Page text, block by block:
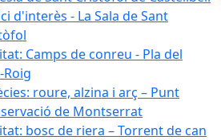
d'interès - La Sala de Sant
Camps de conreu - Pla del
Roig
roure, alzina i arç – Punt
de Montserrat
bosc de riera – Torrent de can